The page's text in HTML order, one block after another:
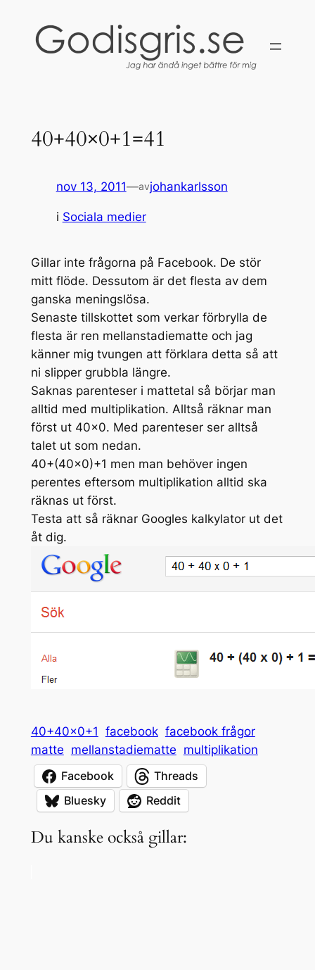
innehåll
40+40×0+1=41
nov 13, 2011—avjohankarlsson
i Sociala medier
Gillar inte frågorna på Facebook. De stör
mitt flöde. Dessutom är det flesta av dem
ganska meningslösa.
Senaste tillskottet som verkar förbrylla de
flesta är ren mellanstadiematte och jag
känner mig tvungen att förklara detta så att
ni slipper grubbla längre.
Saknas parenteser i mattetal så börjar man
alltid med multiplikation. Alltså räknar man
först ut 40×0. Med parenteser ser alltså
talet ut som nedan.
40+(40×0)+1 men man behöver ingen
perentes eftersom multiplikation alltid ska
räknas ut först.
Testa att så räknar Googles kalkylator ut det
åt dig.
40+40×0+1 facebook facebook frågor
matte mellanstadiematte multiplikation
Facebook
Threads
Bluesky
Reddit
Du kanske också gillar: